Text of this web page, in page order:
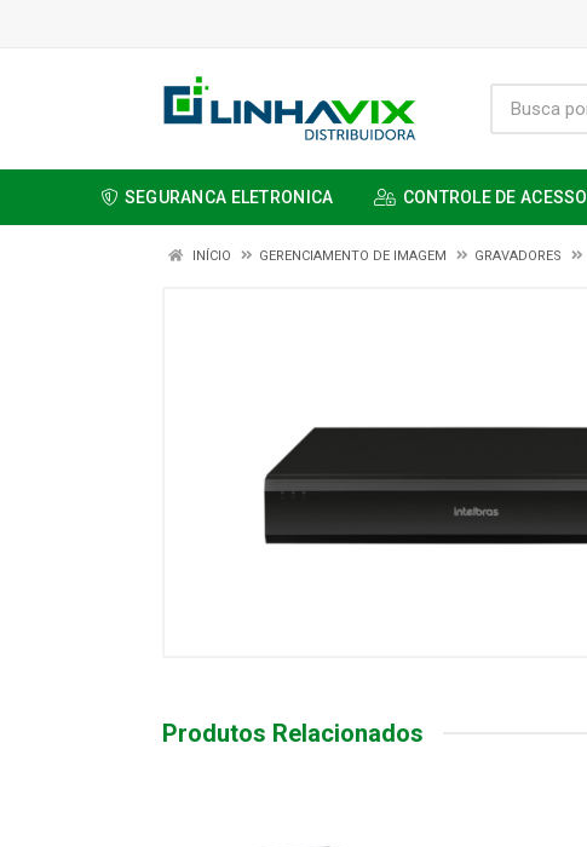
SEGURANCA ELETRONICA CONTROLE DE ACESSO
INÍCIO GERENCIAMENTO DE IMAGEM GRAVADORES
Produtos Relacionados